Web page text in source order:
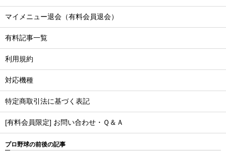
マイメニュー退会（有料会員退会）
有料記事一覧
利用規約
対応機種
特定商取引法に基づく表記
[有料会員限定] お問い合わせ・Ｑ＆Ａ
プロ野球の前後の記事